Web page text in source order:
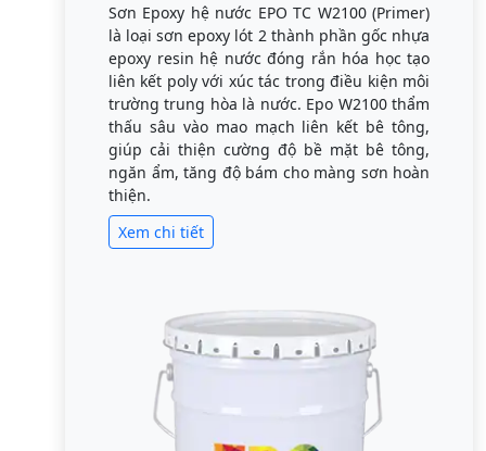
Sơn Epoxy hệ nước EPO TC W2100 (Primer)
là loại sơn epoxy lót 2 thành phần gốc nhựa
epoxy resin hệ nước đóng rắn hóa học tạo
liên kết poly với xúc tác trong điều kiện môi
trường trung hòa là nước. Epo W2100 thẩm
thấu sâu vào mao mạch liên kết bê tông,
giúp cải thiện cường độ bề mặt bê tông,
ngăn ẩm, tăng độ bám cho màng sơn hoàn
thiện.
Xem chi tiết